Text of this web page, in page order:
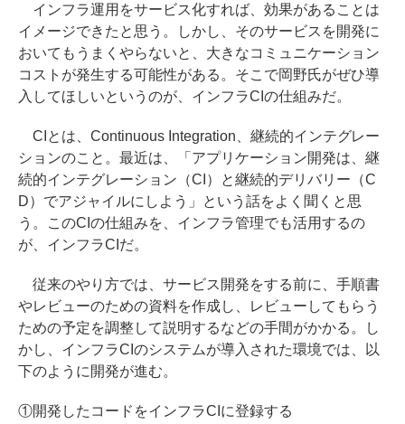
インフラ運用をサービス化すれば、効果があることは
イメージできたと思う。しかし、そのサービスを開発に
おいてもうまくやらないと、大きなコミュニケーション
コストが発生する可能性がある。そこで岡野氏がぜひ導
入してほしいというのが、インフラCIの仕組みだ。
CIとは、Continuous Integration、継続的インテグレー
ションのこと。最近は、「アプリケーション開発は、継
続的インテグレーション（CI）と継続的デリバリー（C
D）でアジャイルにしよう」という話をよく聞くと思
う。このCIの仕組みを、インフラ管理でも活用するの
が、インフラCIだ。
従来のやり方では、サービス開発をする前に、手順書
やレビューのための資料を作成し、レビューしてもらう
ための予定を調整して説明するなどの手間がかかる。し
かし、インフラCIのシステムが導入された環境では、以
下のように開発が進む。
①開発したコードをインフラCIに登録する